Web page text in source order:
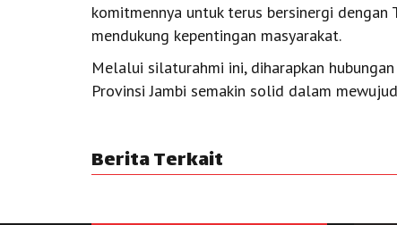
komitmennya untuk terus bersinergi
mendukung kepentingan masyarakat.
Melalui silaturahmi ini, diharapkan
Provinsi Jambi semakin solid dalam
Berita Terkait